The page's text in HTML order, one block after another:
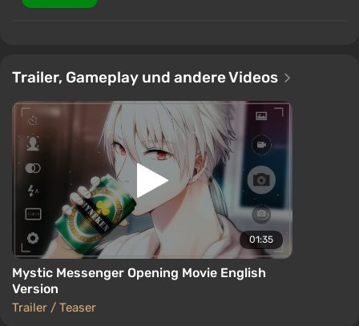
Trailer, Gameplay und andere Videos
01:35
Mystic Messenger Opening Movie English
Version
Trailer / Teaser